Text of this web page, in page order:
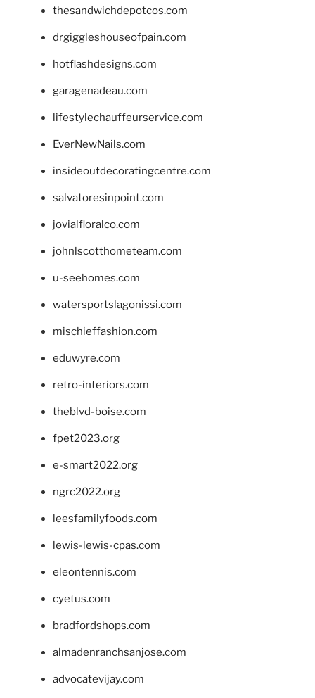
thesandwichdepotcos.com
drgiggleshouseofpain.com
hotflashdesigns.com
garagenadeau.com
lifestylechauffeurservice.com
EverNewNails.com
insideoutdecoratingcentre.com
salvatoresinpoint.com
jovialfloralco.com
johnlscotthometeam.com
u-seehomes.com
watersportslagonissi.com
mischieffashion.com
eduwyre.com
retro-interiors.com
theblvd-boise.com
fpet2023.org
e-smart2022.org
ngrc2022.org
leesfamilyfoods.com
lewis-lewis-cpas.com
eleontennis.com
cyetus.com
bradfordshops.com
almadenranchsanjose.com
advocatevijay.com